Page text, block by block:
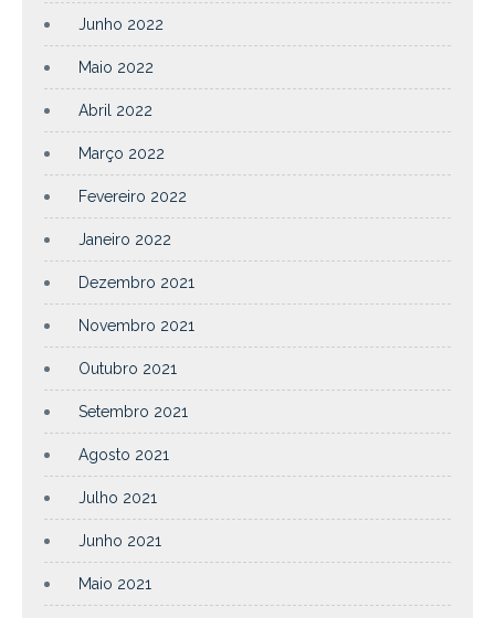
Junho 2022
Maio 2022
Abril 2022
Março 2022
Fevereiro 2022
Janeiro 2022
Dezembro 2021
Novembro 2021
Outubro 2021
Setembro 2021
Agosto 2021
Julho 2021
Junho 2021
Maio 2021